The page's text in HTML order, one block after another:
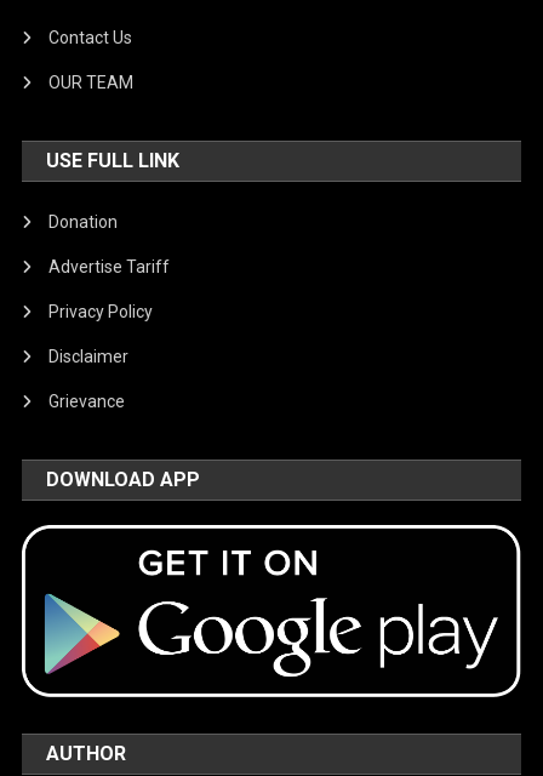
Contact Us
OUR TEAM
USE FULL LINK
Donation
Advertise Tariff
Privacy Policy
Disclaimer
Grievance
DOWNLOAD APP
AUTHOR